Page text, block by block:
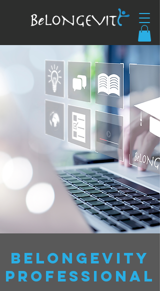
BELONGEVITY
PROFESSIONAL